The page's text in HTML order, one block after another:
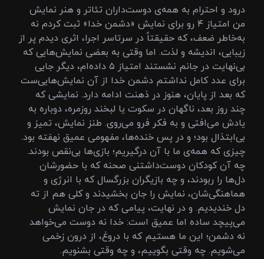
درود و احترام به همه‌ی دوست‌داران تئاتر و هنر نمایش
من امتیاز ۴ رو برای نمایش «دشمن خدا» ثبت کردم نه
به‌خاطر ضعف، که حقیقتاً در سرتاسر اجرا، اثری دیدم پر از
زیبایی، اندیشه و لذت. اما وقتی به بعضی نمایش‌هایی که
بی‌نهایت در جانم نشستند امتیاز ۵ داده‌ام، دیگر جایی
برای عدد کامل نداشتم دشمن خدا از آن نمایش‌هایی‌ست
که بعد از پایان، هنوز در ذهنت ادامه دارد. نمایشی که
چند روز بعد، ناگهان در سکوت یا لبخند روزمره، دوباره به
یادش می‌افتی و به فکر فرو می‌روی. طنز نمایش، تمیز و
بی‌ابتذال بود؛ و در پس خنده‌ها، مفهومی عمیق نهفته بود.
چیزی که همه‌ی ما با آن درگیر‌یم؛ بازی‌ها بی‌نقص بودند.
چه آن کودکان دوست‌داشتنی صحنه که با حضورشان
دل‌ها را ربودند، و چه بازیگران بزرگسال که با انرژی و
هماهنگی‌شان، نمایش را جان بخشیدند و کلی هم از ته
دل خندیدیم. و در نهایت، پیامی که در جان نمایش
می‌پیچد ساده اما عمیق است: خدا نه دوست می‌خواهد
نه دشمن؛ این ما هستیم که با دروغ، از درون زخمی
می‌شویم. چه وقتی بگوییم، و چه وقتی بشنویم.